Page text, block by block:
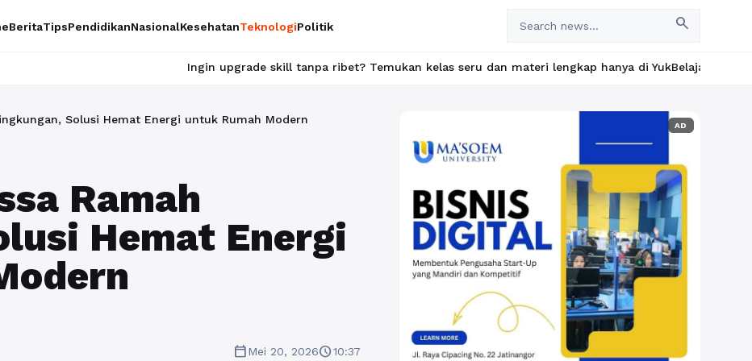
BeritaTipsPendidikanNasionalKesehatanTeknologiPolitik search
Ingin upgrade skill tanpa ribet? Temukan kelas seru dan materi lengkap hanya di YukBelajar.com. Mulai langkah
Solusi Hemat Energi untuk Rumah Modern
Ramah
Hemat Energi
calendar_todayMei 20, 2026schedule10:37
AD